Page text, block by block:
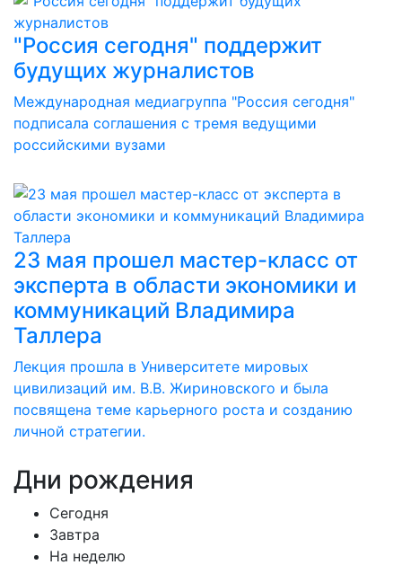
"Россия сегодня" поддержит
будущих журналистов
Международная медиагруппа "Россия сегодня"
подписала соглашения с тремя ведущими
российскими вузами
23 мая прошел мастер-класс от
эксперта в области экономики и
коммуникаций Владимира
Таллера
Лекция прошла в Университете мировых
цивилизаций им. В.В. Жириновского и была
посвящена теме карьерного роста и созданию
личной стратегии.
Дни рождения
Сегодня
Завтра
На неделю